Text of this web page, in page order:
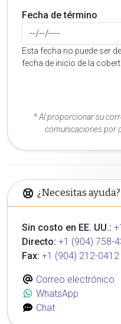
Fecha de término
Esta fecha no puede ser
fecha de inicio de la
* Al proporcionar su
comunicaciones por
¿Necesitas ayuda?
Sin costo en EE. UU.:
Directo: +1 (904) 758-
Fax: +1 (904) 212-0412
Correo electrónico
WhatsApp
Chat